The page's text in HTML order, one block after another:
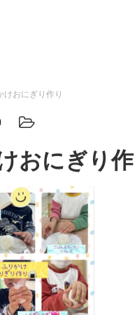
けおにぎり作り
おにぎり